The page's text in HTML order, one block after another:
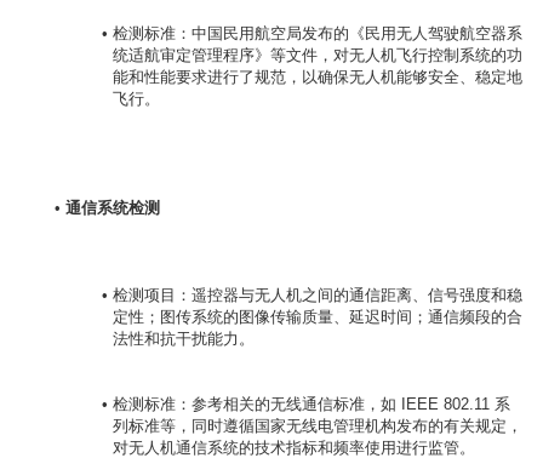
检测标准：中国民用航空局发布的《民用无人驾驶航空器系
统适航审定管理程序》等文件，对无人机飞行控制系统的功
能和性能要求进行了规范，以确保无人机能够安全、稳定地
飞行。
通信系统检测
检测项目：遥控器与无人机之间的通信距离、信号强度和稳
定性；图传系统的图像传输质量、延迟时间；通信频段的合
法性和抗干扰能力。
检测标准：参考相关的无线通信标准，如 IEEE 802.11 系
列标准等，同时遵循国家无线电管理机构发布的有关规定，
对无人机通信系统的技术指标和频率使用进行监管。